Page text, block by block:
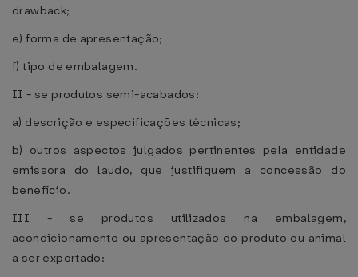
drawback;
e) forma de apresentação;
f) tipo de embalagem.
II - se produtos semi-acabados:
a) descrição e especificações técnicas;
b) outros aspectos julgados pertinentes pela entidade
emissora do laudo, que justifiquem a concessão do
benefício.
III - se produtos utilizados na embalagem,
acondicionamento ou apresentação do produto ou animal
a ser exportado: